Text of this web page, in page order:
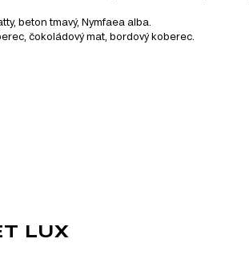
beton tmavý, Nymfaea alba.
čokoládový mat, bordový koberec.
používání.
údržbu a čištění.
LUX